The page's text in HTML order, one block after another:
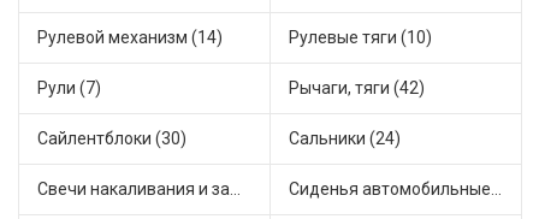
Рулевой механизм (14) Рулевые тяги (10)
Рули (7) Рычаги, тяги (42)
Сайлентблоки (30) Сальники (24)
Свечи накаливания и зажигания (30) Сиденья автомобильные (1)